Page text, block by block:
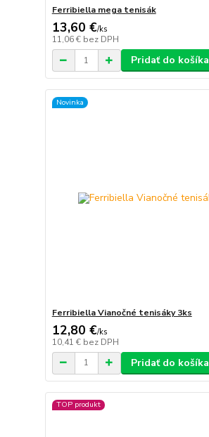
Ferribiella mega tenisák
13,60 €/ks
11,06 € bez DPH
Pridať do košíka
Novinka
Ferribiella Vianočné tenisáky 3ks
12,80 €/ks
10,41 € bez DPH
Pridať do košíka
TOP produkt